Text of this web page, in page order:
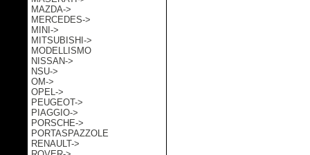
MAZDA->
MERCEDES->
MINI->
MITSUBISHI->
MODELLISMO
NISSAN->
NSU->
OM->
OPEL->
PEUGEOT->
PIAGGIO->
PORSCHE->
PORTASPAZZOLE
RENAULT->